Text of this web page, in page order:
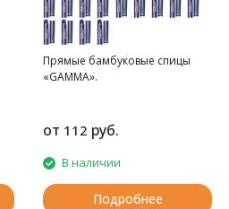
Прямые бамбуковые спицы
«GAMMA».
от 112 руб.
В наличии
Подробнее